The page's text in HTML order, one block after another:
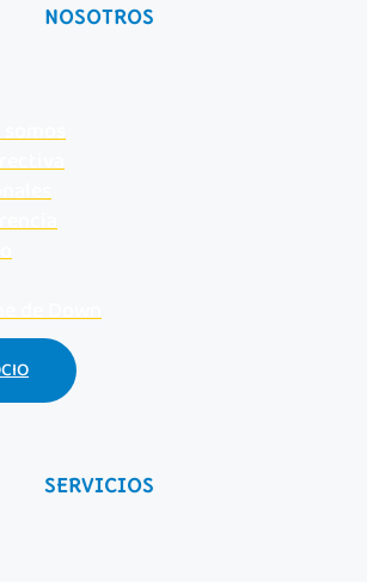
NOSOTROS
de Down
SERVICIOS